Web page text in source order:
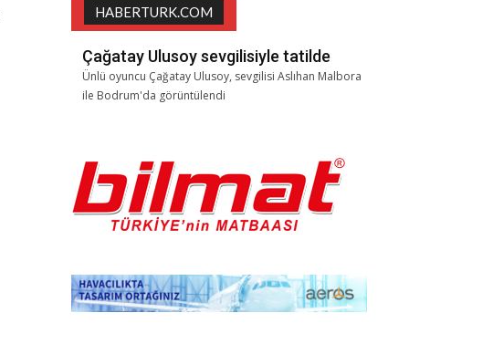
HABERTURK.COM
Çağatay Ulusoy sevgilisiyle tatilde
Ünlü oyuncu Çağatay Ulusoy, sevgilisi Aslıhan Malbora
ile Bodrum'da görüntülendi